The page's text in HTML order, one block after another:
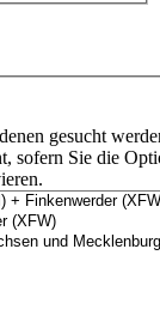
gesucht
sofern Sie die